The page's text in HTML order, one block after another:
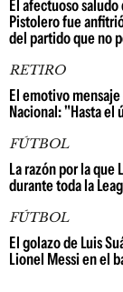
El afectuoso
Pistolero fue
del partido que no
RETIRO
El emotivo
Nacional: "Hasta
FÚTBOL
La razón por la que
durante toda la
FÚTBOL
El golazo de Luis
Lionel Messi en el